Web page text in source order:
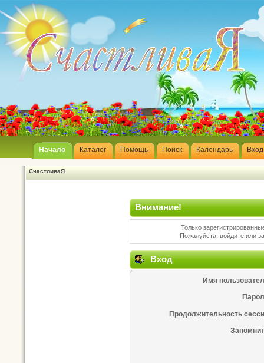
Начало Каталог Помощь Поиск Календарь Вход
СчастливаЯ
Внимание!
Только
Пожалуйста, войдите или
Вход
Имя
Продолжительность